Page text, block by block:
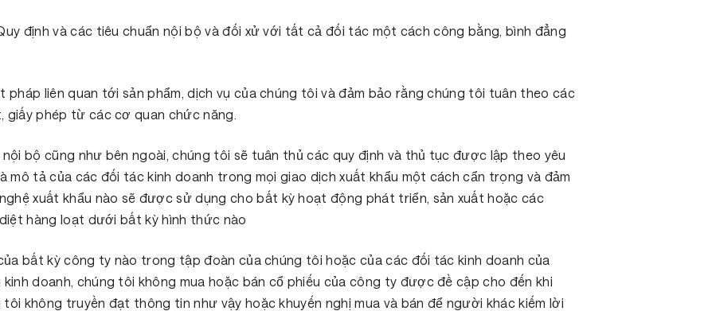
định và các tiêu chuẩn nội bộ và đối xử với tất cả đối tác một cách công bằng, bình đẳng
pháp liên quan tới sản phẩm, dịch vụ của chúng tôi và đảm bảo rằng chúng tôi tuân theo các
giấy phép từ các cơ quan chức năng.
bộ cũng như bên ngoài, chúng tôi sẽ tuân thủ các quy định và thủ tục được lập theo yêu
mô tả của các đối tác kinh doanh trong mọi giao dịch xuất khẩu một cách cẩn trọng và đảm
xuất khẩu nào sẽ được sử dụng cho bất kỳ hoạt động phát triển, sản xuất hoặc các
hàng loạt dưới bất kỳ hình thức nào
bất kỳ công ty nào trong tập đoàn của chúng tôi hoặc của các đối tác kinh doanh của
doanh, chúng tôi không mua hoặc bán cổ phiếu của công ty được đề cập cho đến khi
không truyền đạt thông tin như vậy hoặc khuyến nghị mua và bán để người khác kiếm lời